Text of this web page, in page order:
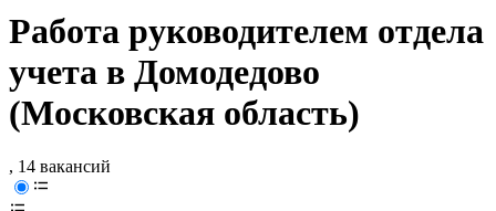
Работа руководителем отдела
учета в Домодедово
(Московская область)
, 14 вакансий